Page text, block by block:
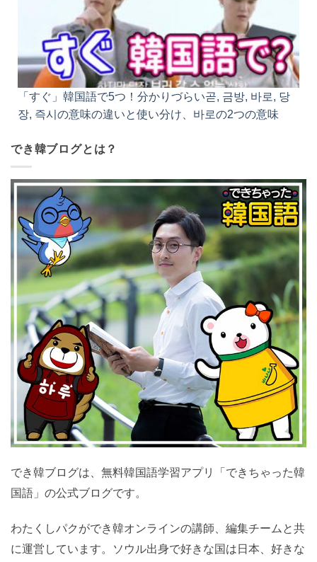
「すぐ」韓国語で5つ！分かりづらい곧, 금방, 바로, 당
장, 즉시の意味の違いと使い分け、바로の2つの意味
でき韓ブログとは？
でき韓ブログは、無料韓国語学習アプリ「できちゃった韓
国語」の公式ブログです。
わたくしパクができ韓オンラインの講師、編集チームと共
に運営しています。ソウル出身で好きな国は日本、好きな